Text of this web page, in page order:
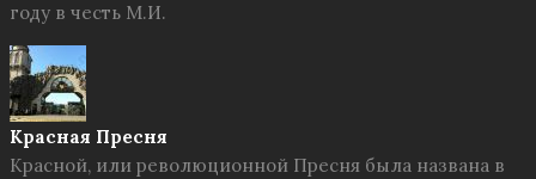
году в честь М.И.
Красная Пресня
Красной, или революционной Пресня была названа в